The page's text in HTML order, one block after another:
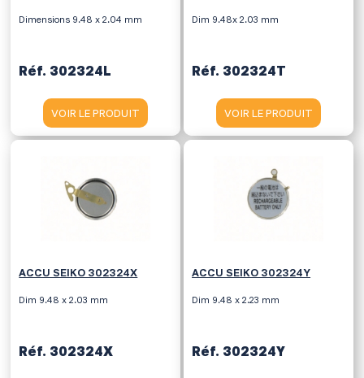
Dimensions 9.48 x 2.04 mm
Réf. 302324L
VOIR LE PRODUIT
Dim 9.48x 2.03 mm
Réf. 302324T
VOIR LE PRODUIT
ACCU SEIKO 302324X
Dim 9.48 x 2.03 mm
Réf. 302324X
ACCU SEIKO 302324Y
Dim 9.48 x 2.23 mm
Réf. 302324Y